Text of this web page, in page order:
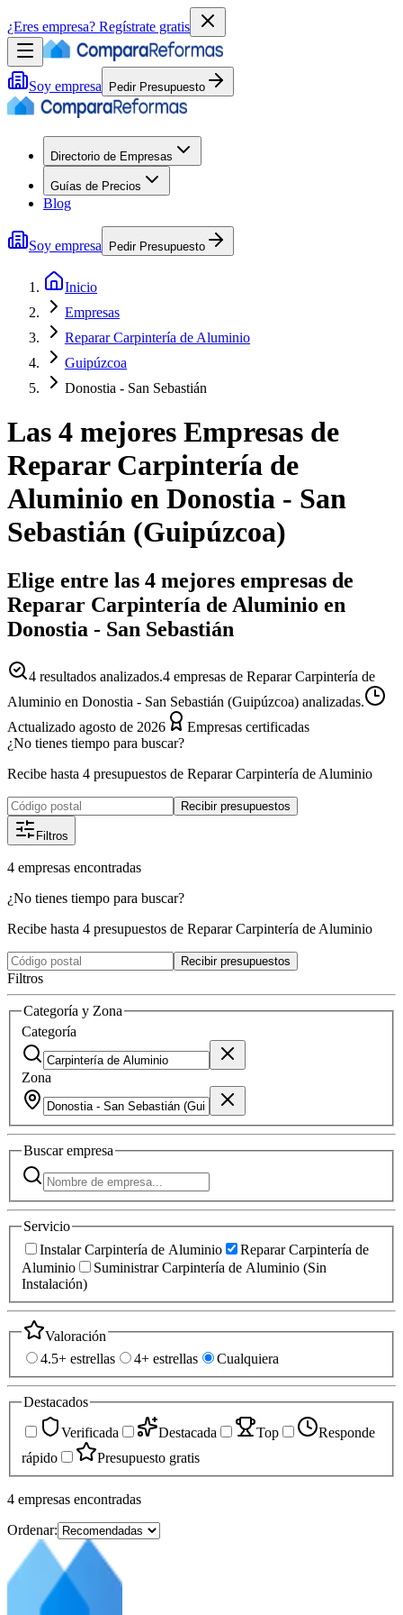
¿Eres empresa? Regístrate gratis
Soy empresa Pedir Presupuesto
Directorio de Empresas
Guías de Precios
Blog
Soy empresa Pedir Presupuesto
Inicio
Empresas
Reparar Carpintería de Aluminio
Guipúzcoa
Donostia - San Sebastián
Las 4 mejores Empresas de
Reparar Carpintería de
Aluminio en Donostia - San
Sebastián (Guipúzcoa)
Elige entre las 4 mejores empresas de
Reparar Carpintería de Aluminio en
Donostia - San Sebastián
4 resultados analizados.4 empresas de Reparar Carpintería de
Aluminio en Donostia - San Sebastián (Guipúzcoa) analizadas.
Actualizado agosto de 2026
Empresas certificadas
¿No tienes tiempo para buscar?
Recibe hasta 4 presupuestos de Reparar Carpintería de Aluminio
Recibir presupuestos
Filtros
4 empresas encontradas
¿No tienes tiempo para buscar?
Recibe hasta 4 presupuestos de Reparar Carpintería de Aluminio
Recibir presupuestos
Filtros
Categoría y Zona
Categoría
Zona
Buscarempresa
Servicio
Instalar Carpintería de Aluminio
Reparar Carpintería de
Aluminio
Suministrar Carpintería de Aluminio (Sin
Instalación)
Valoración
4.5+ estrellas
4+ estrellas Cualquiera
Destacados
Verificada
Destacada Top
Responde
rápido
Presupuesto gratis
4 empresas encontradas
Ordenar: